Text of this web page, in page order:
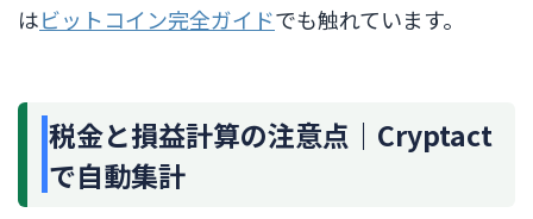
はビットコイン完全ガイドでも触れています。
税金と損益計算の注意点｜Cryptact
で自動集計